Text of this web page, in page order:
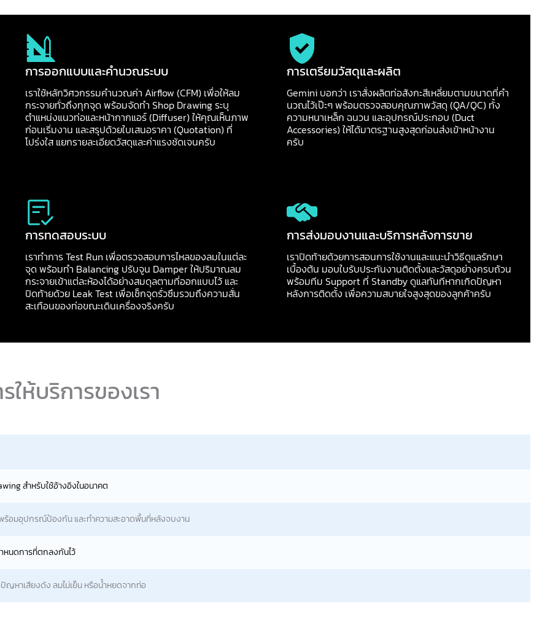
การออกแบบและคำนวณระบบ
เราใช้หลักวิศวกรรมคำนวณค่า Airflow (CFM) เพื่อให้ลม
กระจายทั่วถึงทุกจุด พร้อมจัดทำ Shop Drawing ระบุ
ตำแหน่งแนวท่อและหน้ากากแอร์ (Diffuser) ให้คุณเห็นภาพ
ก่อนเริ่มงาน และสรุปด้วยใบเสนอราคา (Quotation) ที่
โปร่งใส แยกรายละเอียดวัสดุและค่าแรงชัดเจนครับ
การเตรียมวัสดุและผลิต
Gemini บอกว่า เราสั่งผลิตท่อสังกะสีเหลี่ยมตามขนาดที่คำ
นวณไว้เป๊ะๆ พร้อมตรวจสอบคุณภาพวัสดุ (QA/QC) ทั้ง
ความหนาเหล็ก ฉนวน และอุปกรณ์ประกอบ (Duct
Accessories) ให้ได้มาตรฐานสูงสุดก่อนส่งเข้าหน้างาน
ครับ
การทดสอบระบบ
เราทำการ Test Run เพื่อตรวจสอบการไหลของลมในแต่ละ
จุด พร้อมทำ Balancing ปรับจูน Damper ให้ปริมาณลม
กระจายเข้าแต่ละห้องได้อย่างสมดุลตามที่ออกแบบไว้ และ
ปิดท้ายด้วย Leak Test เพื่อเช็กจุดรั่วซึมรวมถึงความสั่น
สะเทือนของท่อขณะเดินเครื่องจริงครับ
การส่งมอบงานและบริการหลังการขาย
เราปิดท้ายด้วยการสอนการใช้งานและแนะนำวิธีดูแลรักษา
เบื้องต้น มอบใบรับประกันงานติดตั้งและวัสดุอย่างครบถ้วน
พร้อมทีม Support ที่ Standby ดูแลทันทีหากเกิดปัญหา
หลังการติดตั้ง เพื่อความสบายใจสูงสุดของลูกค้าครับ
ห้บริการของเรา
สำหรับใช้อ้างอิงในอนาคต
ร้อมอุปกรณ์ป้องกัน และทำความสะอาดพื้นที่หลังจบงาน
หนดการที่ตกลงกันไว้
หาเสียงดัง ลมไม่เย็น หรือน้ำหยดจากท่อ